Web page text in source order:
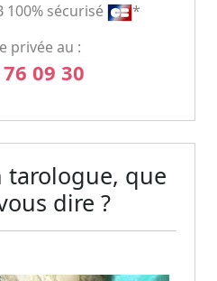
100% sécurisé
*
privée au :
09 30
tarologue, que
dire ?